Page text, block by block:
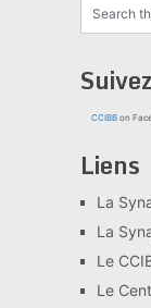
CCIBBon
Liens
La
La
Le
Le